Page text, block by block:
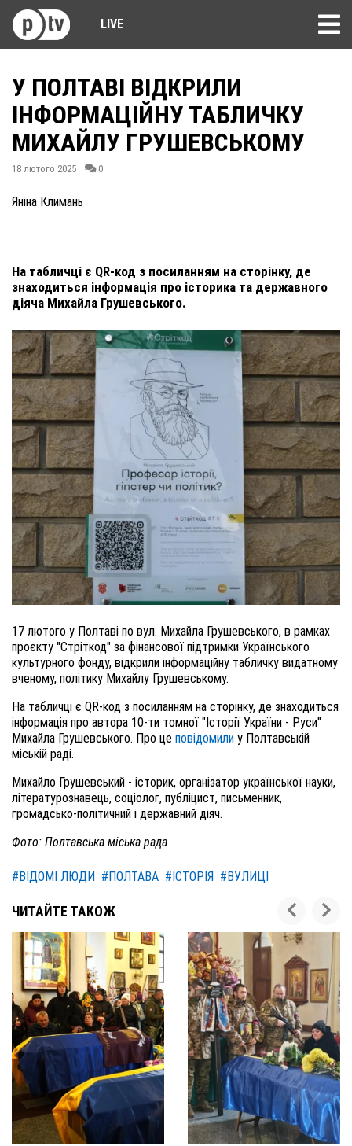
LIVE
У ПОЛТАВІ ВІДКРИЛИ
ІНФОРМАЦІЙНУ ТАБЛИЧКУ
МИХАЙЛУ ГРУШЕВСЬКОМУ
18 лютого 2025 0
Яніна Климань
На табличці є QR-код з посиланням на сторінку, де
знаходиться інформація про історика та державного
діяча Михайла Грушевського.
17 лютого у Полтаві по вул. Михайла Грушевського, в рамках
проєкту "Стріткод" за фінансової підтримки Українського
культурного фонду, відкрили інформаційну табличку видатному
вченому, політику Михайлу Грушевському.
На табличці є QR-код з посиланням на сторінку, де знаходиться
інформація про автора 10-ти томної "Історії України - Руси"
Михайла Грушевського. Про це повідомили у Полтавській
міській раді.
Михайло Грушевський - історик, організатор української науки,
літературознавець, соціолог, публіцист, письменник,
громадсько-політичний і державний діяч.
Фото: Полтавська міська рада
#ВІДОМІ ЛЮДИ #ПОЛТАВА #ІСТОРІЯ #ВУЛИЦІ
ЧИТАЙТЕ ТАКОЖ